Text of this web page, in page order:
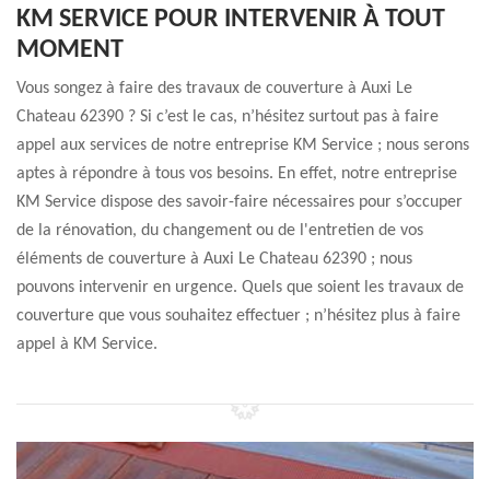
KM SERVICE POUR INTERVENIR À TOUT
MOMENT
Vous songez à faire des travaux de couverture à Auxi Le
Chateau 62390 ? Si c’est le cas, n’hésitez surtout pas à faire
appel aux services de notre entreprise KM Service ; nous serons
aptes à répondre à tous vos besoins. En effet, notre entreprise
KM Service dispose des savoir-faire nécessaires pour s’occuper
de la rénovation, du changement ou de l'entretien de vos
éléments de couverture à Auxi Le Chateau 62390 ; nous
pouvons intervenir en urgence. Quels que soient les travaux de
couverture que vous souhaitez effectuer ; n’hésitez plus à faire
appel à KM Service.